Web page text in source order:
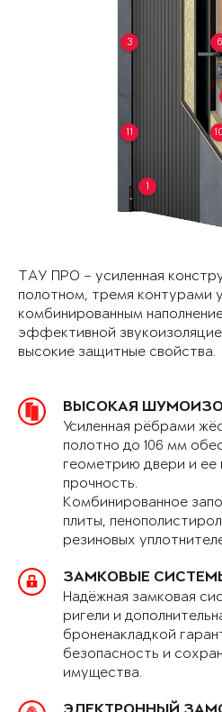
1
3 6
11
ТАУ ПРО – усиленная
полотном, тремя контурами
комбинированным
эффективной
высокие защитные свойства.
ВЫСОКАЯ
Усиленная рёбрами
полотно до 106 мм
геометрию двери и ее
прочность.
Комбинированное
плиты,
резиновых
ЗАМКОВЫЕ
Надёжная замковая
ригели и
броненакладкой
безопасность и
имущества.